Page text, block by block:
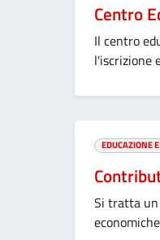
Centro
Il centro
l'iscrizione
EDUCAZIONE
Si tratta un